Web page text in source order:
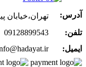
آدرس:
تهران،خیابان
تلفن:
09128899543
ایمیل: